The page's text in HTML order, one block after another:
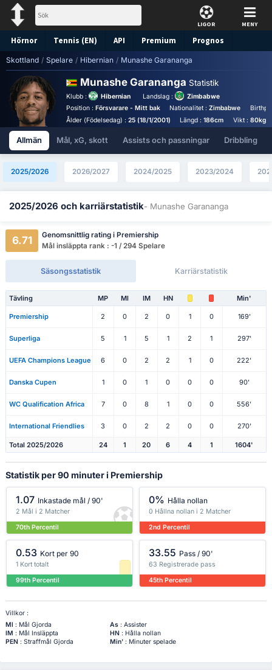
LIGOR MENY
Hörnor Tennis (EN) API Premium Prognos
Skottland / Spelare / Hibernian / Munashe Garananga
Munashe Garananga Statistik
Klubb : Hibernian Landslag :
Zimbabwe
Position : Försvarare - Mitt bak Nationalitet :Zimbabwe
Ålder (Födelsedag) : 25 (18/1/2001) Längd :186cm Vikt : 80kg
Allmän Mål, xG, skott Assists och passningar Dribbling
2025/2026 2026/2027 2024/2025 2023/2024
2025/2026 och karriärstatistik- Munashe Garananga
6.71
Genomsnittlig rating i Premiership
Mål insläppta rank : -1 / 294 Spelare
Säsongsstatistik Karriärstatistik
Tävling MP Ml IM HN Min'
Premiership 2 0 2 0 1 0 169'
Superliga 5 1 5 1 2 1 297'
UEFA Champions League 6 0 2 2 1 0 222'
Danska Cupen 1 0 1 0 0 0 90'
WC Qualification Africa 7 0 8 1 0 0 556'
International Friendlies 3 0 2 2 0 0 270'
Total 2025/2026 24 1 20 6 4 1 1604'
Statistik per 90 minuter i Premiership
1.07 Inkastade mål / 90'
2 Mål i 2 Matcher
70th Percentil
0% Hålla nollan
0 Hållna nollan i 2 Matcher
2nd Percentil
0.53 Kort per 90
1 Kort totalt
99th Percentil
33.55 Pass / 90'
63 Registrerade pass
45th Percentil
Villkor :
Ml : Mål Gjorda As: Assister
IM : Mål Insläppta HN: Hålla nollan
PEN: Straffmål Gjorda Min': Minuter spelade